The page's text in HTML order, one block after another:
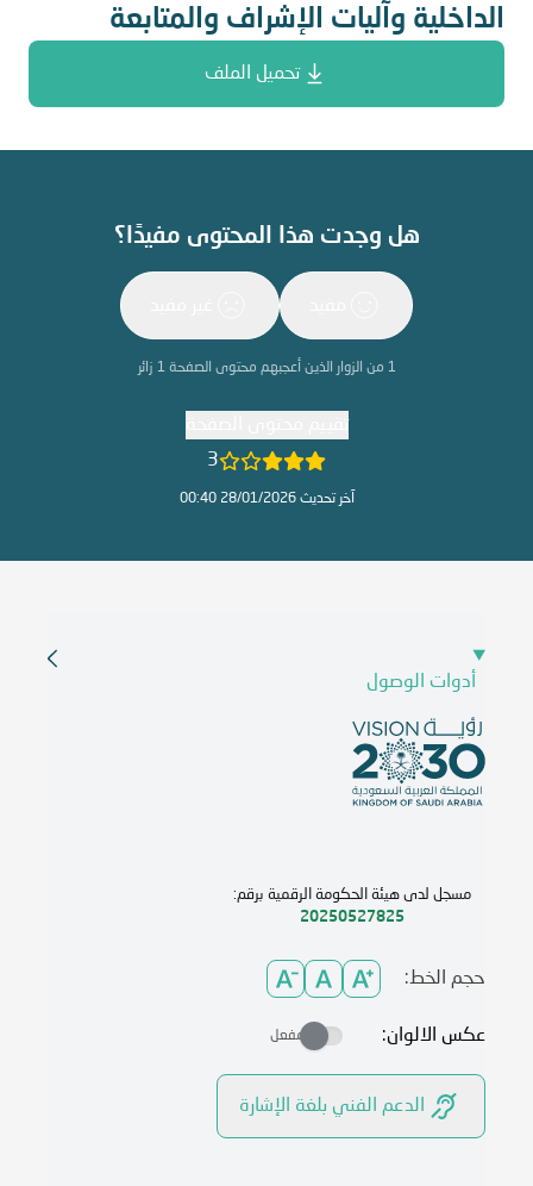
الداخلية وآليات الإشراف والمتابعة
تحميل الملف
هل وجدت هذا المحتوى مفيدًا؟
1 من الزوار الذين أعجبهم محتوى الصفحة1 زائر
3
آخر تحديث 28/01/2026 00:40
أدوات الوصول
مسجل لدى هيئة الحكومة الرقمية برقم:
20250527825
حجم الخط:
عكس الالوان: مفعل
الدعم الفني بلغة الإشارة